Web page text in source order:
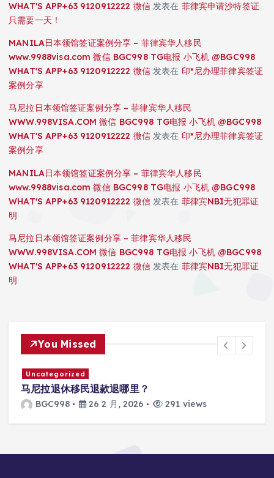
WHAT'S APP+63 9120912222 微信发表在 菲律宾申请沙特签证
只需要一天！
MANILA日本领馆签证案例分享 – 菲律宾华人移民
www.9988visa.com 微信 BGC998 TG电报 小飞机 @BGC998
WHAT'S APP+63 9120912222 微信发表在 印*尼办理菲律宾签证
案例分享
马尼拉日本领馆签证案例分享 – 菲律宾华人移民
WWW.998VISA.COM 微信 BGC998 TG电报 小飞机 @BGC998
WHAT'S APP+63 9120912222 微信发表在 印*尼办理菲律宾签证
案例分享
MANILA日本领馆签证案例分享 – 菲律宾华人移民
www.9988visa.com 微信 BGC998 TG电报 小飞机 @BGC998
WHAT'S APP+63 9120912222 微信发表在 菲律宾NBI无犯罪证
明
马尼拉日本领馆签证案例分享 – 菲律宾华人移民
WWW.998VISA.COM 微信 BGC998 TG电报 小飞机 @BGC998
WHAT'S APP+63 9120912222 微信发表在 菲律宾NBI无犯罪证
明
You Missed
Uncategorized
马尼拉SRRV怎么打款？
BGC998 26 2 月, 2026 300 views